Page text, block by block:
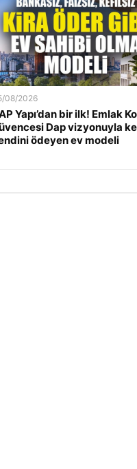
08/2026
Yapı’dan bir ilk! Emlak
Dap vizyonuyla
ödeyen ev modeli